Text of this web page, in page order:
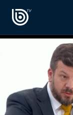
Radiograma
Expreso Bío Bío
PODCAST